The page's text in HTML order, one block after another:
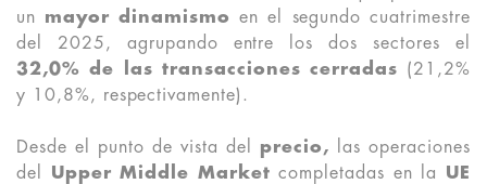
un mayor dinamismo
en el segundo cuatrimestre
del 2025, agrupando entre los dos sectores el
32,0% de las transacciones cerradas (21,2%
y 10,8%, respectivamente).
Desde el punto de vista del precio, las operaciones
del Upper Middle Market completadas en la UE